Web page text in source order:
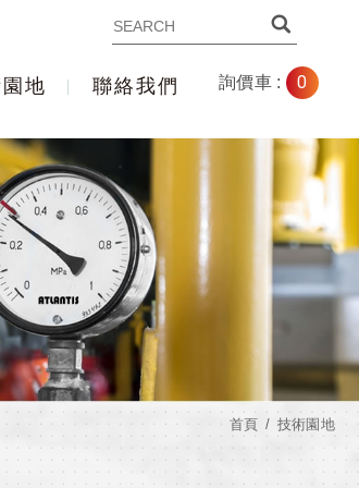
地 聯絡我們 詢價車 : 0
首頁 技術園地